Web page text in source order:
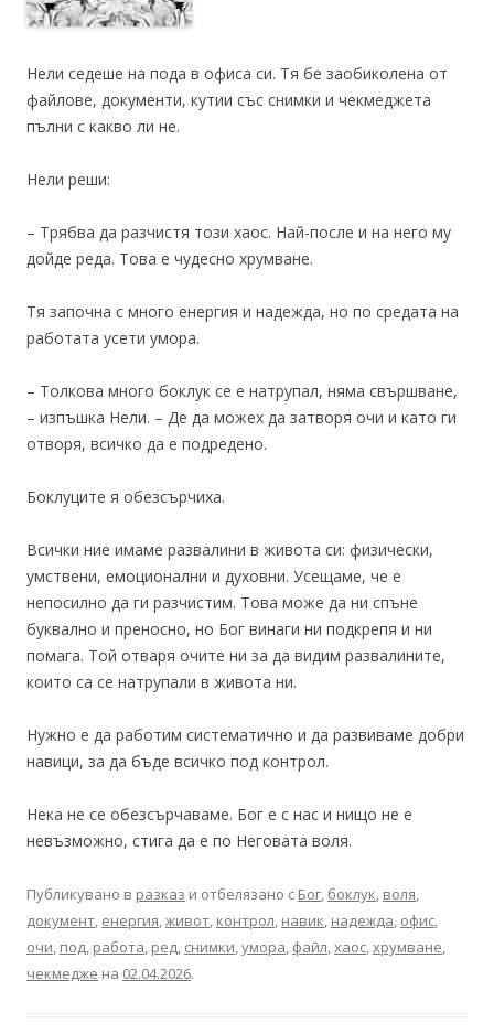
Нели седеше на пода в офиса си. Тя бе заобиколена от
файлове, документи, кутии със снимки и чекмеджета
пълни с какво ли не.
Нели реши:
– Трябва да разчистя този хаос. Най-после и на него му
дойде реда. Това е чудесно хрумване.
Тя започна с много енергия и надежда, но по средата на
работата усети умора.
– Толкова много боклук се е натрупал, няма свършване,
– изпъшка Нели. – Де да можех да затворя очи и като ги
отворя, всичко да е подредено.
Боклуците я обезсърчиха.
Всички ние имаме развалини в живота си: физически,
умствени, емоционални и духовни. Усещаме, че е
непосилно да ги разчистим. Това може да ни спъне
буквално и преносно, но Бог винаги ни подкрепя и ни
помага. Той отваря очите ни за да видим развалините,
които са се натрупали в живота ни.
Нужно е да работим систематично и да развиваме добри
навици, за да бъде всичко под контрол.
Нека не се обезсърчаваме. Бог е с нас и нищо не е
невъзможно, стига да е по Неговата воля.
Публикувано в разказ и отбелязано с Бог, боклук, воля,
документ, енергия,живот, контрол, навик, надежда, офис,
очи, под, работа, ред, снимки,умора, файл,хаос,хрумване,
чекмедже на 02.04.2026.